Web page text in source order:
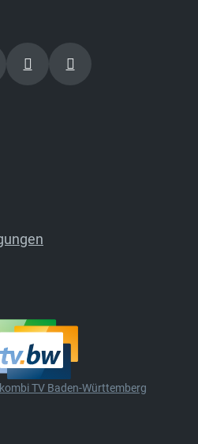
TV Baden-Württemberg